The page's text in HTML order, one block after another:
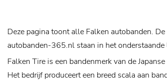
Deze pagina toont alle Falken autobanden.
autobanden-365.nl staan in het
Falken Tire is een bandenmerk van de
Het bedrijf produceert een breed scala aan